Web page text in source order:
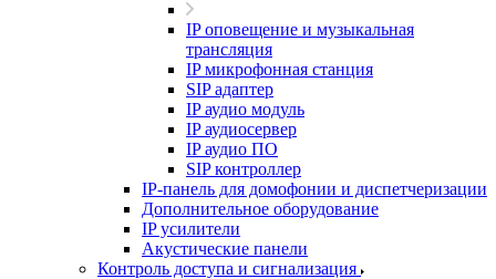
IP оповещение и музыкальная
трансляция
IP микрофонная станция
SIP адаптер
IP аудио модуль
IP аудиосервер
IP аудио ПО
SIP контроллер
IP-панель для домофонии и диспетчеризации
Дополнительное оборудование
IP усилители
Акустические панели
Контроль доступа и сигнализация